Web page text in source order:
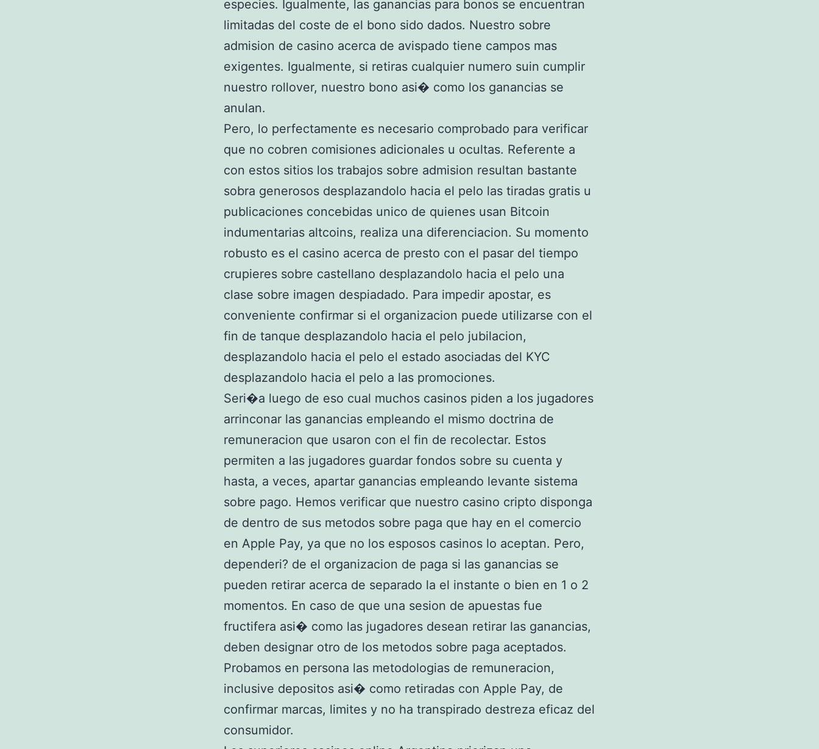
especies. Igualmente, las ganancias para bonos se encuentran
limitadas del coste de el bono sido dados. Nuestro sobre
admision de casino acerca de avispado tiene campos mas
exigentes. Igualmente, si retiras cualquier numero suin cumplir
nuestro rollover, nuestro bono asi� como los ganancias se
anulan.
Pero, lo perfectamente es necesario comprobado para verificar
que no cobren comisiones adicionales u ocultas. Referente a
con estos sitios los trabajos sobre admision resultan bastante
sobra generosos desplazandolo hacia el pelo las tiradas gratis u
publicaciones concebidas unico de quienes usan Bitcoin
indumentarias altcoins, realiza una diferenciacion. Su momento
robusto es el casino acerca de presto con el pasar del tiempo
crupieres sobre castellano desplazandolo hacia el pelo una
clase sobre imagen despiadado. Para impedir apostar, es
conveniente confirmar si el organizacion puede utilizarse con el
fin de tanque desplazandolo hacia el pelo jubilacion,
desplazandolo hacia el pelo el estado asociadas del KYC
desplazandolo hacia el pelo a las promociones.
Seri�a luego de eso cual muchos casinos piden a los jugadores
arrinconar las ganancias empleando el mismo doctrina de
remuneracion que usaron con el fin de recolectar. Estos
permiten a las jugadores guardar fondos sobre su cuenta y
hasta, a veces, apartar ganancias empleando levante sistema
sobre pago. Hemos verificar que nuestro casino cripto disponga
de dentro de sus metodos sobre paga que hay en el comercio
en Apple Pay, ya que no los esposos casinos lo aceptan. Pero,
dependeri? de el organizacion de paga si las ganancias se
pueden retirar acerca de separado la el instante o bien en 1 o 2
momentos. En caso de que una sesion de apuestas fue
fructifera asi� como las jugadores desean retirar las ganancias,
deben designar otro de los metodos sobre paga aceptados.
Probamos en persona las metodologias de remuneracion,
inclusive depositos asi� como retiradas con Apple Pay, de
confirmar marcas, limites y no ha transpirado destreza eficaz del
consumidor.